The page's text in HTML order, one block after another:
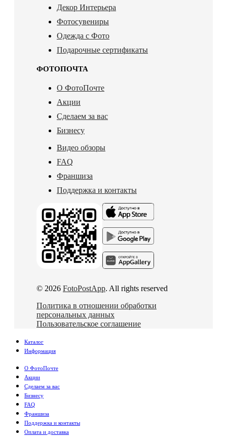
Декор Интерьера
Фотосувениры
Одежда с Фото
Подарочные сертификаты
ФОТОПОЧТА
О ФотоПочте
Акции
Сделаем за вас
Бизнесу
Видео обзоры
FAQ
Франшиза
Поддержка и контакты
© 2026 FotoPostApp. All rights reserved
Политика в отношении обработки
персональных данных
Пользовательское соглашение
Каталог
Информация
О ФотоПочте
Акции
Сделаем за вас
Бизнесу
FAQ
Франшиза
Поддержка и контакты
Оплата и доставка